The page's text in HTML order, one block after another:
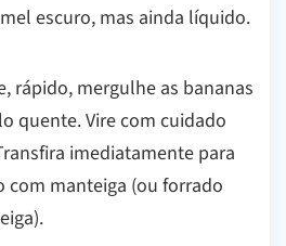
escuro, mas ainda líquido.
rápido, mergulhe as bananas
quente. Vire com cuidado
imediatamente para
com manteiga (ou forrado